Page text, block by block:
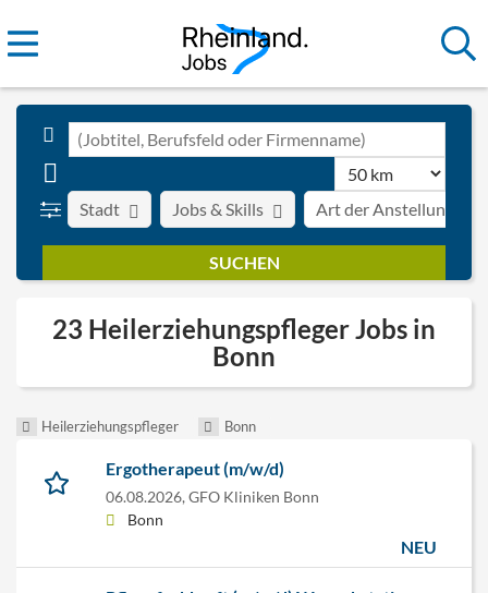
Stadt Art der Anstellung
Jobs & Skills
23 Heilerziehungspfleger Jobs in
Bonn
Heilerziehungspfleger Bonn
Ergotherapeut (m/w/d)
06.08.2026, GFO Kliniken Bonn
Bonn
NEU